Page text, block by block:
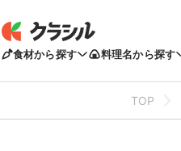
食材から探す 料理名から探す
TOP